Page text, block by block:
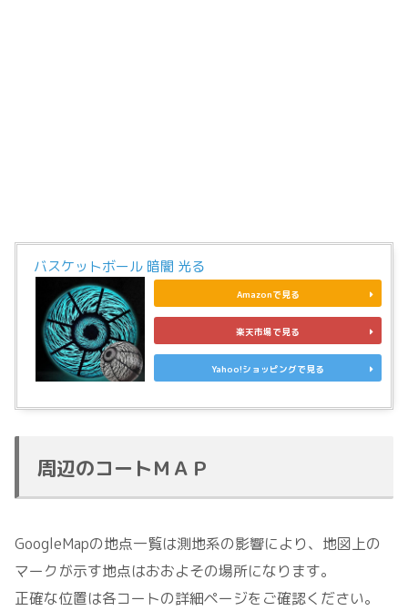
バスケットボール 暗闇 光る
Amazonで見る
楽天市場で見る
Yahoo!ショッピングで見る
周辺のコートＭＡＰ
GoogleMapの地点一覧は測地系の影響により、地図上の
マークが示す地点はおおよその場所になります。
正確な位置は各コートの詳細ページをご確認ください。